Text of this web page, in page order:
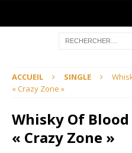
ACCUEIL SINGLE
« Crazy Zone »
Whisky Of
« Crazy Zone »